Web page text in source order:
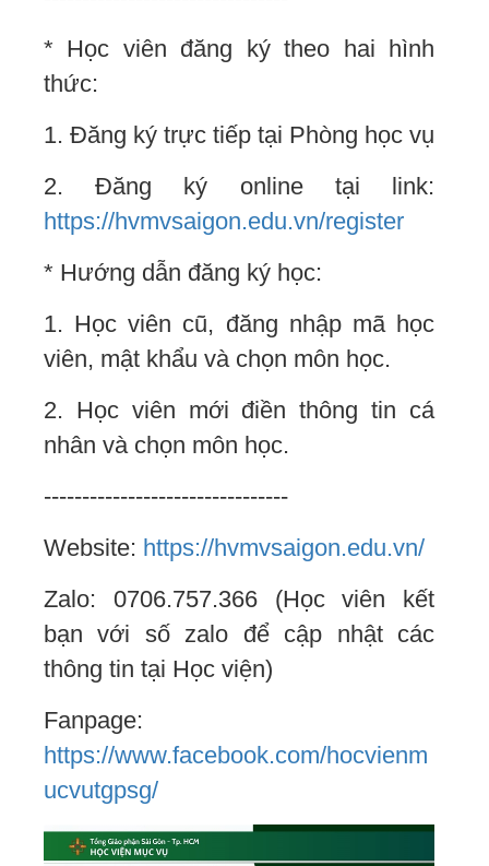
* Học viên đăng ký theo hai hình
thức:
1. Đăng ký trực tiếp tại Phòng học vụ
2. Đăng ký online tại link:
https://hvmvsaigon.edu.vn/register
* Hướng dẫn đăng ký học:
1. Học viên cũ, đăng nhập mã học
viên, mật khẩu và chọn môn học.
2. Học viên mới điền thông tin cá
nhân và chọn môn học.
--------------------------------
Website: https://hvmvsaigon.edu.vn/
Zalo: 0706.757.366 (Học viên kết
bạn với số zalo để cập nhật các
thông tin tại Học viện)
Fanpage:
https://www.facebook.com/hocvienm
ucvutgpsg/